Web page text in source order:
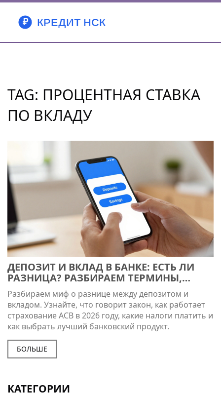
TAG: ПРОЦЕНТНАЯ СТАВКА
ПО ВКЛАДУ
ДЕПОЗИТ И ВКЛАД В БАНКЕ: ЕСТЬ ЛИ
РАЗНИЦА? РАЗБИРАЕМ ТЕРМИНЫ,
СТАВКИ И НАЛОГИ
Разбираем миф о разнице между депозитом и
вкладом. Узнайте, что говорит закон, как работает
страхование АСВ в 2026 году, какие налоги платить и
как выбрать лучший банковский продукт.
БОЛЬШЕ
КАТЕГОРИИ